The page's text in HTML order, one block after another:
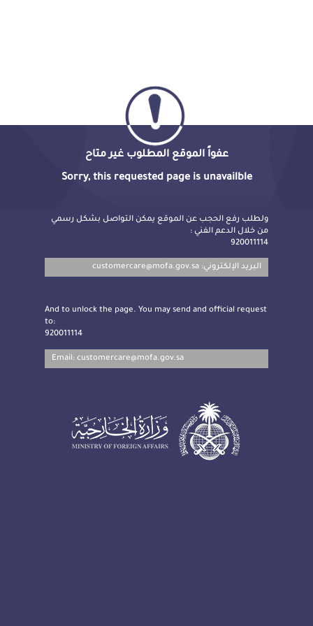
عفواً الموقع المطلوب غير متاح
Sorry, this requested page is unavailble
ولطلب رفع الحجب عن الموقع يمكن التواصل بشكل رسمي
من خلال الدعم الفني :
920011114
البريد الإلكتروني: customercare@mofa.gov.sa
And to unlock the page. You may send and official request
to:
920011114
Email: customercare@mofa.gov.sa